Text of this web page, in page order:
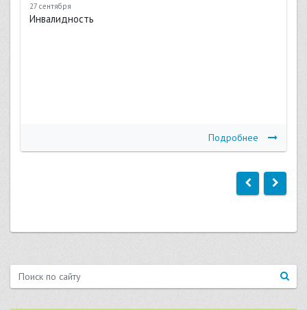
27 сентября
Инвалидность
Подробнее